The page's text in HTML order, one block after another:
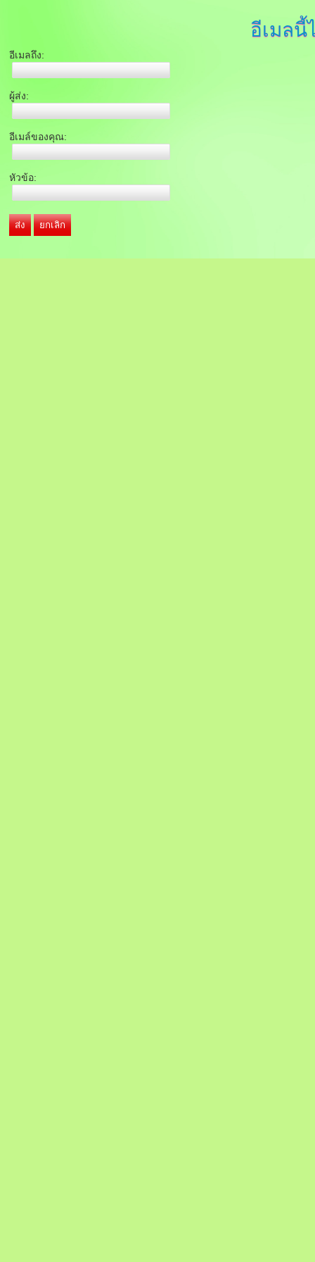
อีเมลนี้
อีเมลถึง:
ผู้ส่ง:
อีเมล์ของคุณ:
หัวข้อ:
ส่ง ยกเลิก